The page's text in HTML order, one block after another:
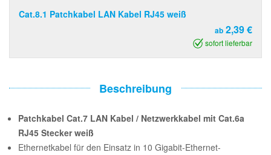
Cat.8.1 Patchkabel LAN Kabel RJ45 weiß
ab 2,39 €
sofort lieferbar
Beschreibung
Patchkabel Cat.7 LAN Kabel / Netzwerkkabel mit Cat.6a
RJ45 Stecker weiß
Ethernetkabel für den Einsatz in 10 Gigabit-Ethernet-